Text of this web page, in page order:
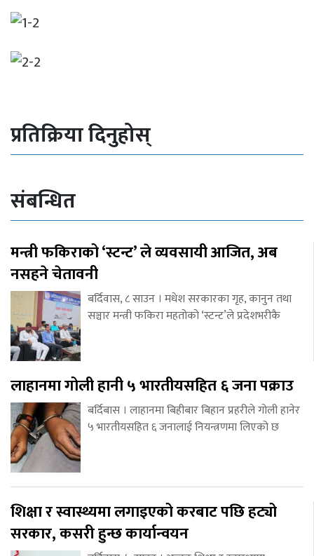
प्रतिक्रिया दिनुहोस्
संबन्धित
मन्त्री फकिराको ‘स्टन्ट’ ले व्यवसायी आजित, अब
नसहने चेतावनी
बर्दिवास, ८ साउन । मधेश सरकारका गृह, कानुन तथा
सञ्चार मन्त्री फकिरा महतोको ‘स्टन्ट’ले प्रदेशभरीकै
लाहानमा गोली हानी ५ भारतीयसहित ६ जना पक्राउ
बर्दिबास । लाहानमा बिहीबार बिहान प्रहरीले गोली हानेर
५ भारतीयसहित ६ जनालाई नियन्त्रणमा लिएको छ
शिक्षा र स्वास्थ्यमा लगाइएको करबाट पछि हट्यो
सरकार, कसरी हुन्छ कार्यान्वयन